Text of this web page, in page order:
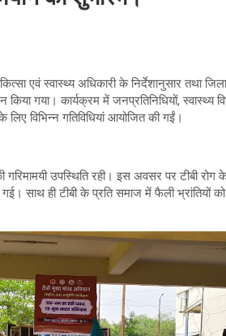
एवं स्वास्थ्य अधिकारी के निर्देशानुसार तथा
गया। कार्यक्रम में जनप्रतिनिधियों, स्वास्थ्य
विभिन्न गतिविधियां आयोजित की गईं।
गरिमामयी उपस्थिति रही। इस अवसर पर टीबी
साथ ही टीबी के प्रति समाज में फैली